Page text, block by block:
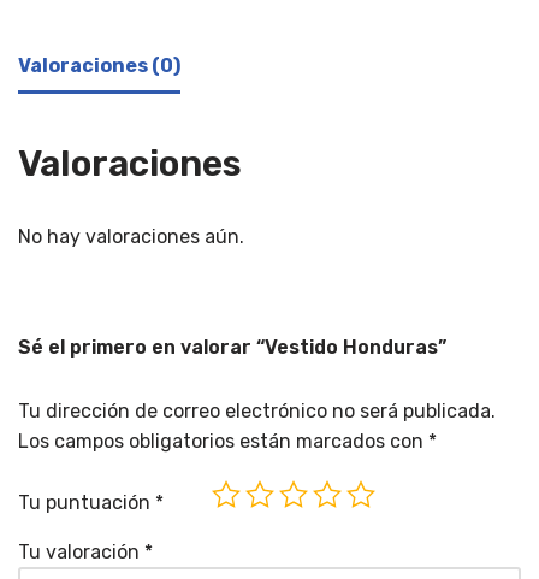
Valoraciones (0)
Valoraciones
No hay valoraciones aún.
Sé el primero en valorar “Vestido Honduras”
Tu dirección de correo electrónico no será publicada.
Los campos obligatorios están marcados con *
Tu puntuación *
Tu valoración *